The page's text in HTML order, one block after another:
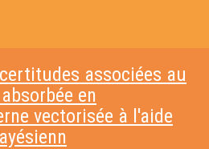
associées au
en
vectorisée à l'aide